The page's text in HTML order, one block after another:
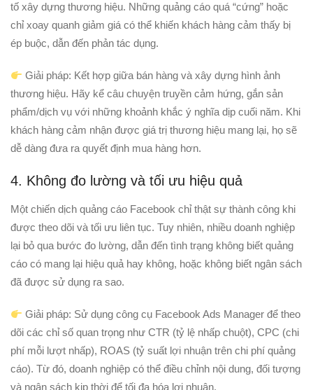
tố xây dựng thương hiệu. Những quảng cáo quá “cứng” hoặc
chỉ xoay quanh giảm giá có thể khiến khách hàng cảm thấy bị
ép buộc, dẫn đến phản tác dụng.
Giải pháp: Kết hợp giữa bán hàng và xây dựng hình ảnh
thương hiệu. Hãy kể câu chuyện truyền cảm hứng, gắn sản
phẩm/dịch vụ với những khoảnh khắc ý nghĩa dịp cuối năm. Khi
khách hàng cảm nhận được giá trị thương hiệu mang lại, họ sẽ
dễ dàng đưa ra quyết định mua hàng hơn.
4. Không đo lường và tối ưu hiệu quả
Một chiến dịch quảng cáo Facebook chỉ thật sự thành công khi
được theo dõi và tối ưu liên tục. Tuy nhiên, nhiều doanh nghiệp
lại bỏ qua bước đo lường, dẫn đến tình trạng không biết quảng
cáo có mang lại hiệu quả hay không, hoặc không biết ngân sách
đã được sử dụng ra sao.
Giải pháp: Sử dụng công cụ Facebook Ads Manager để theo
dõi các chỉ số quan trọng như CTR (tỷ lệ nhấp chuột), CPC (chi
phí mỗi lượt nhấp), ROAS (tỷ suất lợi nhuận trên chi phí quảng
cáo). Từ đó, doanh nghiệp có thể điều chỉnh nội dung, đối tượng
và ngân sách kịp thời để tối đa hóa lợi nhuận.